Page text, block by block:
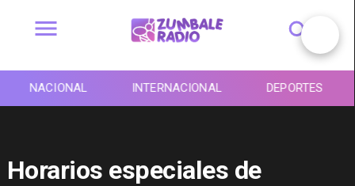
NACIONAL INTERNACIONAL DEPORTES
Horarios especiales de